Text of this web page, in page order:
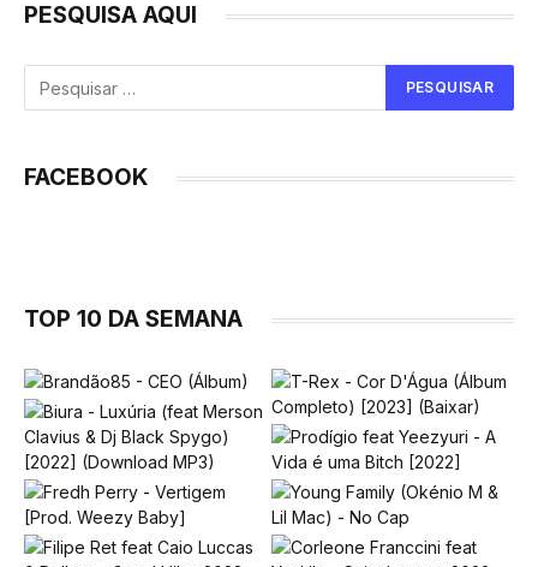
PESQUISA AQUI
FACEBOOK
TOP 10 DA SEMANA